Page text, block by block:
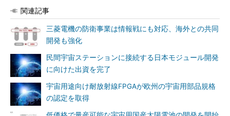
関連記事
三菱電機の防衛事業は情報戦にも対応、海外との共同
開発も強化
民間宇宙ステーションに接続する日本モジュール開発
に向けた出資を完了
宇宙用途向け耐放射線FPGAが欧州の宇宙用部品規格
の認定を取得